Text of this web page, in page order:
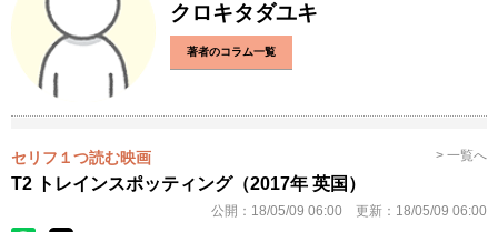
クロキタダユキ
著者のコラム一覧
セリフ１つ読む映画 > 一覧へ
T2 トレインスポッティング（2017年 英国）
公開： 18/05/09 06:00 更新： 18/05/09 06:00